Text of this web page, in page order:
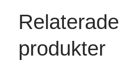
Relaterade
produkter